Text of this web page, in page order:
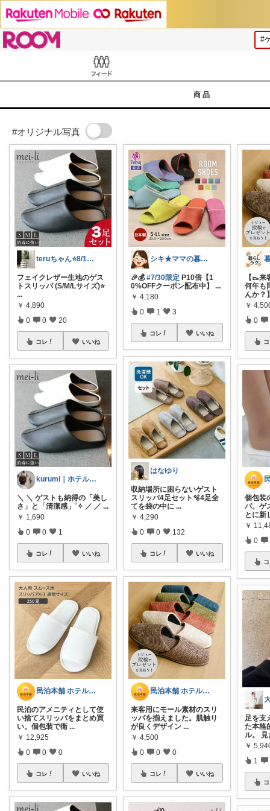
商品
#オリジナル写真
teruちゃん⭐️8/1楽天トラベル感謝
フェイクレザー生地のゲス
トスリッパ (S/M/Lサイズ)⭐️
...
￥ 4,890
0 0 20
コレ いいね
kurumi｜ホテルライクに整える
​＼ ＼ ゲストも納得の「美し
さ」と「清潔感」˚✧ ／ ／ ...
￥ 1,690
0 0 1
コレ いいね
民泊本舗 ホテルライク・インテリア・雑貨
民泊のアメニティとして使
い捨てスリッパをまとめ買
い。個包装で衛 ...
￥ 12,925
0 0 0
コレ いいね
シキ★ママの暮らし、キッズ
🎉💰#7/30限定 P10倍【1
0%OFFクーポン配布中】...
￥ 4,180
0 1 3
コレ いいね
はなゆり
収納場所に困らないゲスト
スリッパ4足セット🫧4足全
てを袋の中に ...
￥ 4,290
0 0 132
コレ いいね
民泊本舗 ホテルライク・インテリア・雑貨
来客用にモール素材のスリ
ッパを揃えました。肌触り
が良くデザイン ...
￥ 4,500
0 0 0
コレ いいね
【👞
何年も
んか？
￥
0
個包装
パ。ゲ
とに新
￥
0
足を支
た本格
ル。
￥
1